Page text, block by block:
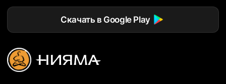
Скачать в Google Play